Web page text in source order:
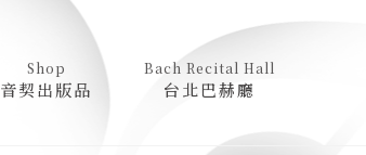
Shop
音契出版品
Bach Recital Hall
台北巴赫廳